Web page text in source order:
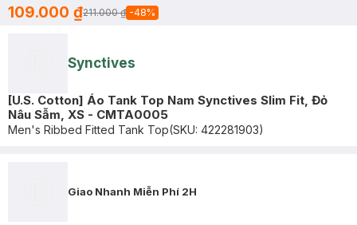
109.000 ₫211.000 ₫ -48%
Synctives
[U.S. Cotton] Áo Tank Top Nam Synctives Slim Fit, Đỏ
Nâu Sẫm, XS - CMTA0005
Men's Ribbed Fitted Tank Top(SKU: 422281903)
Giao Nhanh Miễn Phí 2H